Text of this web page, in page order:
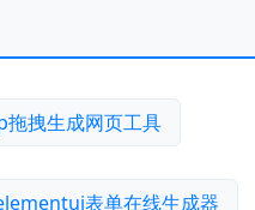
拽生成网页工具
表单在线生成器